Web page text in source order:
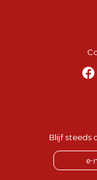
Blijf steeds